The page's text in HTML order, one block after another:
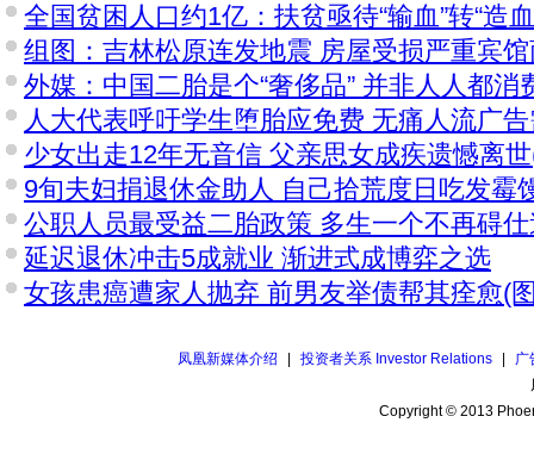
全国贫困人口约1亿：扶贫亟待“输血”转“造
组图：吉林松原连发地震 房屋受损严重宾
外媒：中国二胎是个“奢侈品” 并非人人都消
人大代表呼吁学生堕胎应免费 无痛人流广
少女出走12年无音信 父亲思女成疾遗憾离
9旬夫妇捐退休金助人 自己拾荒度日吃发霉
公职人员最受益二胎政策 多生一个不再碍
延迟退休冲击5成就业 渐进式成博弈之选
女孩患癌遭家人抛弃 前男友举债帮其痊愈(
凤凰新媒体介绍 投资者关系 Investor Relations
广
Copyright © 2013